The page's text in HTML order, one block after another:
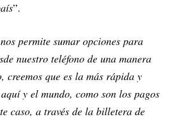
”.
permite sumar opciones para
nuestro teléfono de una manera
creemos que es la más rápida y
y el mundo, como son los pagos
caso, a través de la billetera de